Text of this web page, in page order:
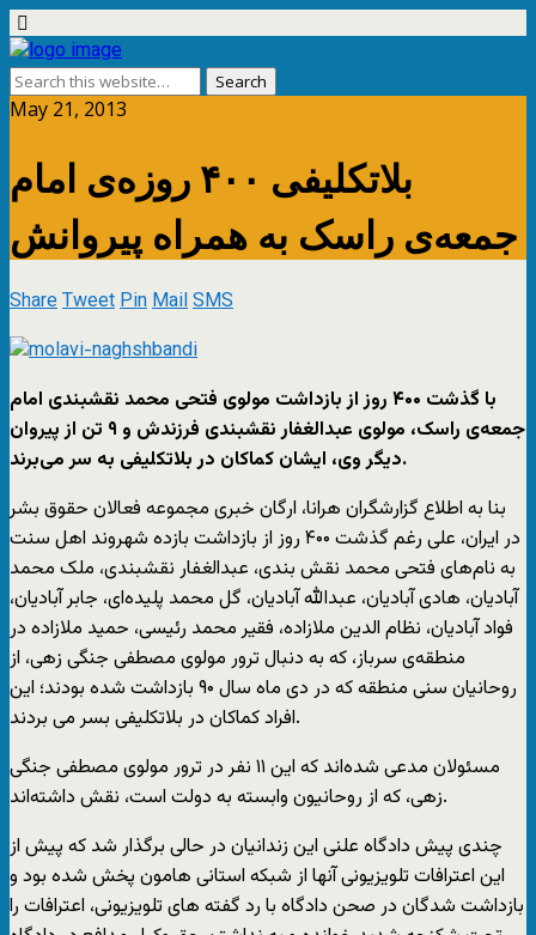
May 21, 2013
بلاتکلیفی ۴۰۰ روزه‌ی امام
جمعه‌ی راسک به همراه پیروانش
ShareTweetPinMailSMS
با گذشت ۴۰۰ روز از بازداشت مولوی فتحی محمد نقشبندی امام
جمعه‌ی راسک، مولوی عبدالغفار نقشبندی فرزندش و ۹ تن از پیروان
دیگر وی، ایشان کماکان در بلاتکلیفی به سر می‌برند.
بنا به اطلاع گزارشگران هرانا، ارگان خبری مجموعه فعالان حقوق بشر
در ایران، علی رغم گذشت ۴۰۰ روز از بازداشت بازده شهروند اهل سنت
به نام‌های فتحی محمد نقش بندی، عبدالغفار نقشبندی، ملک محمد
آبادیان، هادی آبادیان، عبدالله آبادیان، گل محمد پلیده‌ای، جابر آبادیان،
فواد آبادیان، نظام الدین ملازاده، فقیر محمد رئیسی، حمید ملازاده در
منطقه‌ی سرباز، که به دنبال ترور مولوی مصطفی جنگی زهی، از
روحانیان سنی منطقه که در دی ماه سال ۹۰ بازداشت شده بودند؛ این
افراد کماکان در بلاتکلیفی بسر می بردند.
مسئولان مدعی شده‌اند که این ۱۱ نفر در ترور مولوی مصطفی جنگی
زهی، که از روحانیون وابسته به دولت است، نقش داشته‌اند.
چندی پیش دادگاه علنی این زندانیان در حالی برگذار شد که پیش از
این اعترافات تلویزیونی آنها از شبکه استانی هامون پخش شده بود و
بازداشت شدگان در صحن دادگاه با رد گفته های تلویزیونی، اعترافات را